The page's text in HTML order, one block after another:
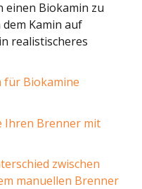
einen Biokamin zu
Kamin auf
realistischeres
für Biokamine
Ihren Brenner mit
zwischen
manuellen Brenner